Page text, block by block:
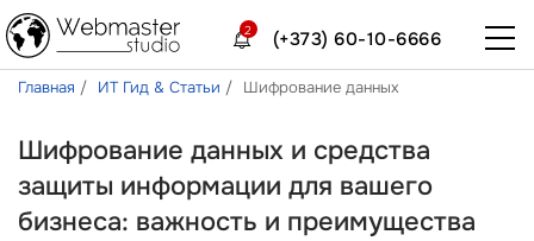
(+373) 60-10-6666
2
Главная ИТ Гид & Статьи Шифрование данных
Шифрование данных и средства
защиты информации для вашего
бизнеса: важность и преимущества